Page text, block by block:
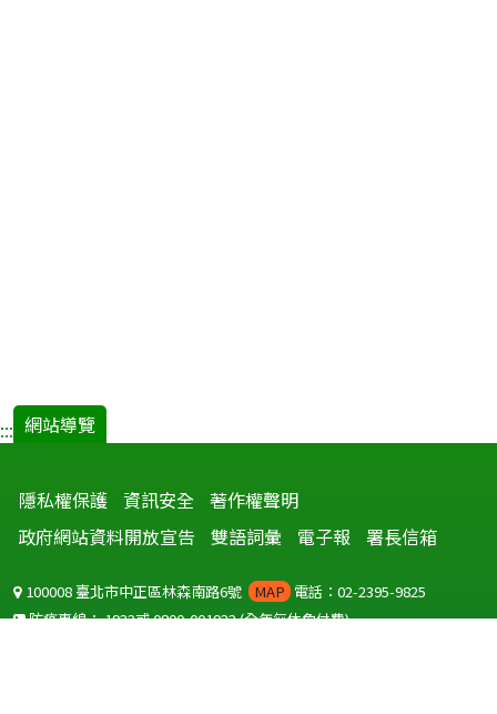
::: 網站導覽
隱私權保護 資訊安全 著作權聲明
政府網站資料開放宣告
雙語詞彙 電子報 署長信箱
100008 臺北市中正區林森南路6號 MAP 電話：02-2395-9825
防疫專線：1922或0800-001922(全年無休免付費)